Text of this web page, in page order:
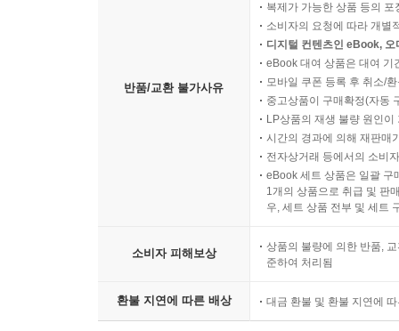
반품/교환 불가사유
복제가 가능한 상품 등의
소비자의 요청에 따라 개별
디지털 컨텐츠인 eBook,
eBook 대여 상품은 대여 기
모바일 쿠폰 등록 후 취소/
중고상품이 구매확정(자동
LP상품의 재생 불량 원인
시간의 경과에 의해 재판매
전자상거래 등에서의 소비
eBook 세트 상품은 일괄 구
1개의 상품으로 취급 및 판
우, 세트 상품 전부 및 세트
소비자 피해보상
상품의 불량에 의한 반품,
준하여 처리됨
환불 지연에 따른 배상 대금 환불 및 환불 지연에